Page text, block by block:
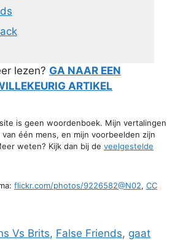
lezen? GA NAAR EEN
ARTIKEL
is geen woordenboek. Mijn vertalingen
één mens, en mijn voorbeelden zijn
weten? Kijk dan bij de veelgestelde
flickr.com/photos/9226582@N02, CC
Vs Brits, False Friends, gaat